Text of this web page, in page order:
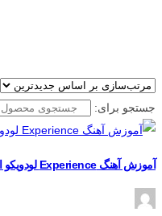
جستجو برای:
آموزش آهنگ Experience لودویکو اناودی با پیانو